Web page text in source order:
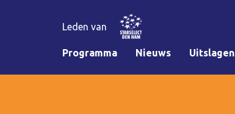
Leden van
Programma Nieuws Uitslagen